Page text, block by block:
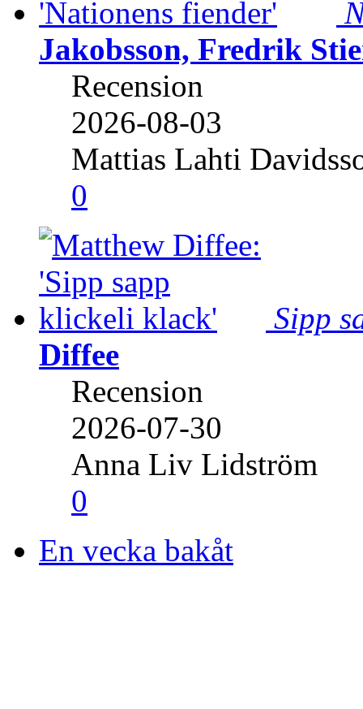
Jakobsson, Fredrik
Recension
2026-08-03
Mattias Lahti
0
Sipp
Diffee
Recension
2026-07-30
Anna Liv Lidström
0
En vecka bakåt